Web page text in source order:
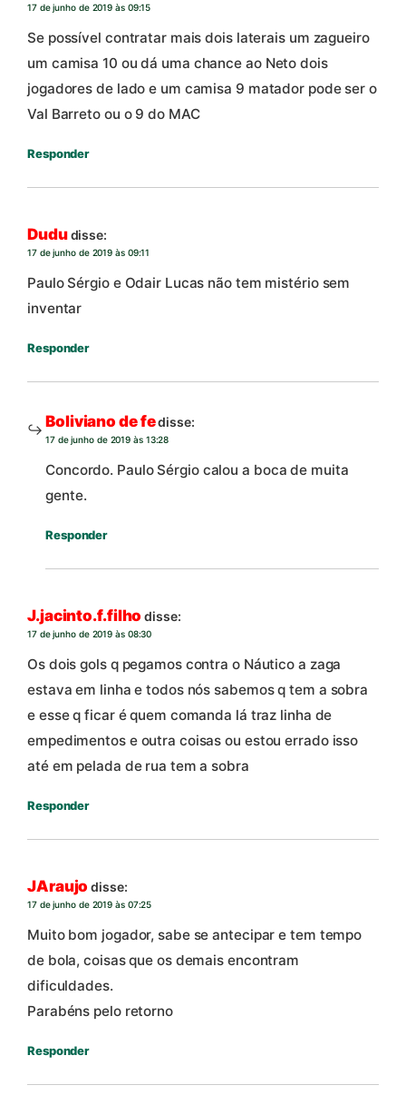
17 de junho de 2019 às 09:15
Se possível contratar mais dois laterais um zagueiro
um camisa 10 ou dá uma chance ao Neto dois
jogadores de lado e um camisa 9 matador pode ser o
Val Barreto ou o 9 do MAC
Responder
Dududisse:
17 de junho de 2019 às 09:11
Paulo Sérgio e Odair Lucas não tem mistério sem
inventar
Responder
Boliviano de fedisse:
17 de junho de 2019 às 13:28
Concordo. Paulo Sérgio calou a boca de muita
gente.
Responder
J.jacinto.f.filho disse:
17 de junho de 2019 às 08:30
Os dois gols q pegamos contra o Náutico a zaga
estava em linha e todos nós sabemos q tem a sobra
e esse q ficar é quem comanda lá traz linha de
empedimentos e outra coisas ou estou errado isso
até em pelada de rua tem a sobra
Responder
JAraujo disse:
17 de junho de 2019 às 07:25
Muito bom jogador, sabe se antecipar e tem tempo
de bola, coisas que os demais encontram
dificuldades.
Parabéns pelo retorno
Responder